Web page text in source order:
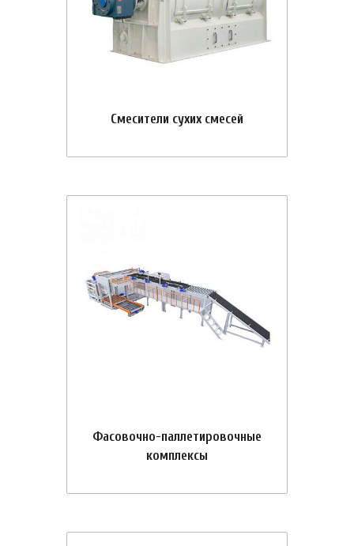
Смесители сухих смесей
Фасовочно-паллетировочные
комплексы